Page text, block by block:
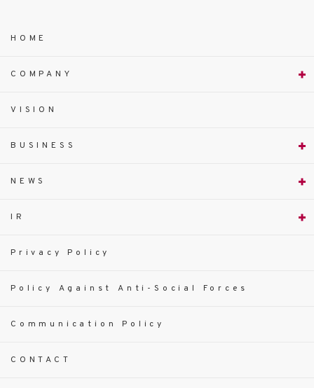
HOME
COMPANY
VISION
BUSINESS
NEWS
IR
Privacy Policy
Policy Against Anti-Social Forces
Communication Policy
CONTACT